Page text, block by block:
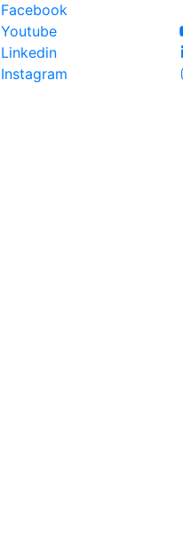
Facebook
Youtube
Linkedin
Instagram